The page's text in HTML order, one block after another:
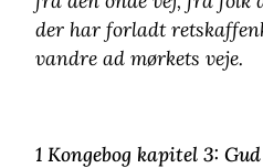
der har forladt
vandre ad mørkets veje.
1 Kongebog kapitel 3: